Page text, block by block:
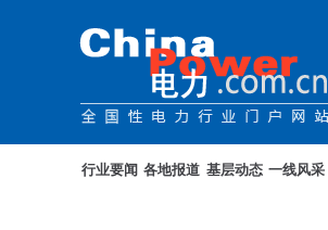
行业要闻 各地报道 基层动态 一线风采